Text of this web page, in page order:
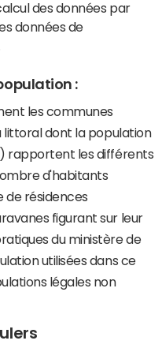
des données par
données de
:
les communes
littoral dont la population
rapportent les différents
d'habitants
de résidences
figurant sur leur
du ministère de
utilisées dans ce
légales non